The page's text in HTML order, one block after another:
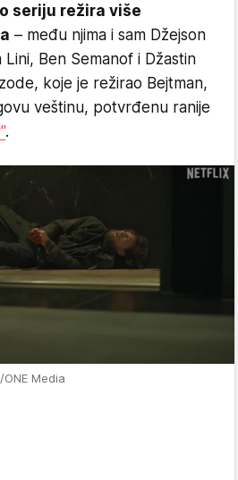
seriju režira više
– među njima i sam Džejson
Ben Semanof i Džastin
koje je režirao Bejtman,
veštinu, potvrđenu ranije
.
Media